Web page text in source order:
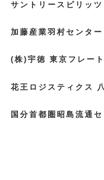
サントリースピリッ
加藤産業羽村センター
(株)宇徳 東京フレー
花王ロジスティクス
国分首都圏昭島流通